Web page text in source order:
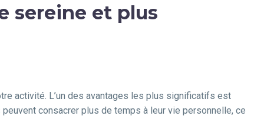
sereine et plus
activité. L’un des avantages les plus significatifs est
consacrer plus de temps à leur vie personnelle, ce